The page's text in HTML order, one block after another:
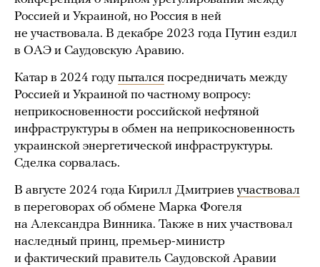
Россией и Украиной, но Россия в ней
не участвовала. В декабре 2023 года Путин ездил
в ОАЭ и Саудовскую Аравию.
Катар в 2024 годупытался посредничать между
Россией и Украиной по частному вопросу:
неприкосновенности российской нефтяной
инфраструктуры в обмен на неприкосновенность
украинской энергетической инфраструктуры.
Сделка сорвалась.
В августе 2024 года Кирилл Дмитриев участвовал
в переговорах об обмене Марка Фогеля
на Александра Винника. Также в них участвовал
наследный принц, премьер-министр
и фактический правитель Саудовской Аравии